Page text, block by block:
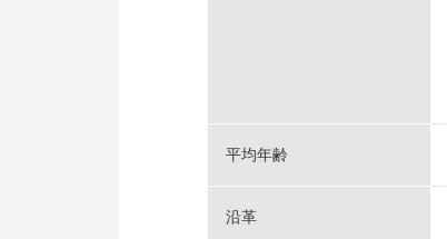
平均年齢
沿革